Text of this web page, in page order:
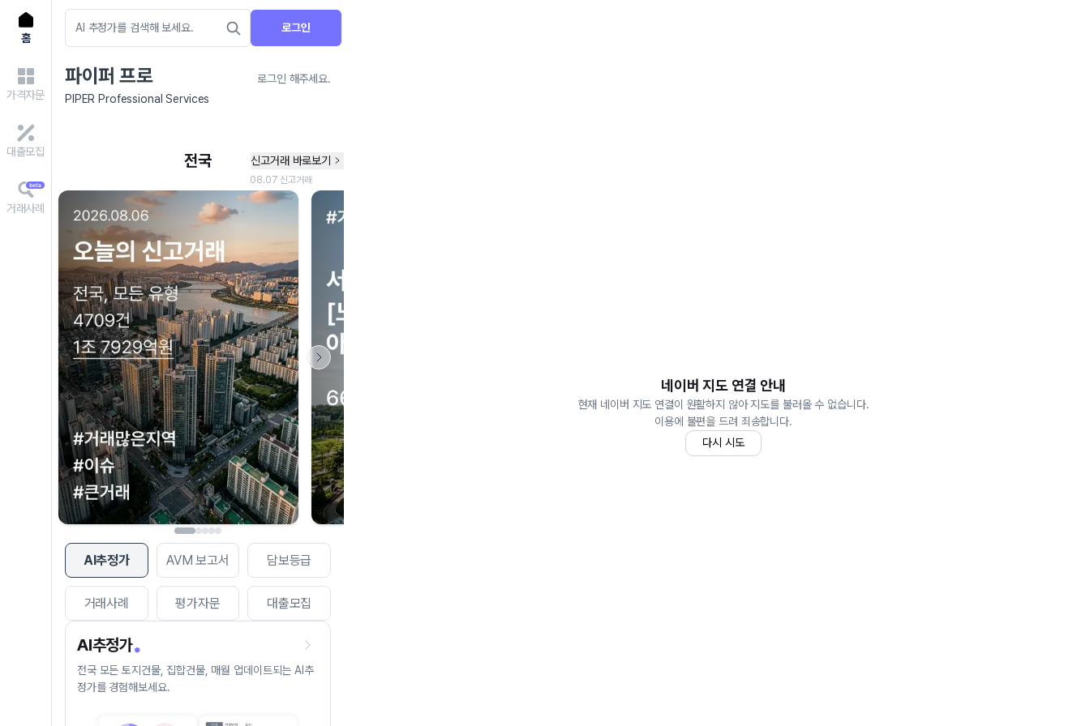
홈
가격자문
대출모집
거래사례
로그인
파이퍼 프로
로그인 해주세요.
PIPER Professional Services
AI추정가 AVM 보고서 담보등급
거래사례 평가자문 대출모집
AI추정가
전국 모든 토지건물, 집합건물, 매월 업데이트되는 AI추
정가를 경험해보세요.
네이버 지도 연결 안내
현재 네이버 지도 연결이 원활하지 않아 지도를 불러올 수 없습니다.
이용에 불편을 드려 죄송합니다.
다시 시도